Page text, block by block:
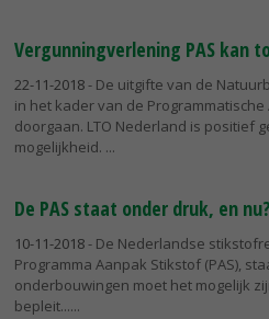
Vergunningverlening PAS kan
22-11-2018- De uitgifte van de
in het kader van de Programmatische
doorgaan. LTO Nederland is positief
mogelijkheid.
De PAS staat onder druk, en nu?
10-11-2018- De Nederlandse
Programma Aanpak Stikstof (PAS),
onderbouwingen moet het mogelijk
bepleit...